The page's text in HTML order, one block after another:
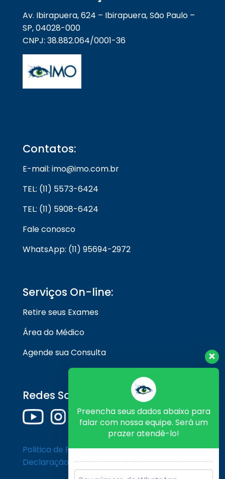
Av. Ibirapuera, 624 – Ibirapuera, São Paulo –
SP, 04028-000
CNPJ: 38.882.064/0001-36
Contatos:
E-mail: imo@imo.com.br
TEL: (11) 5573-6424
TEL: (11) 5908-6424
Fale conosco
WhatsApp: (11) 95694-2972
Serviços On-line:
Retire seus Exames
Área do Médico
Agende sua Consulta
Redes Sociais
Politica de Privacidade
Declaração de Cookies
Preencha seus dados abaixo para
falar com nossa equipe. Será um
prazer atendê-lo!